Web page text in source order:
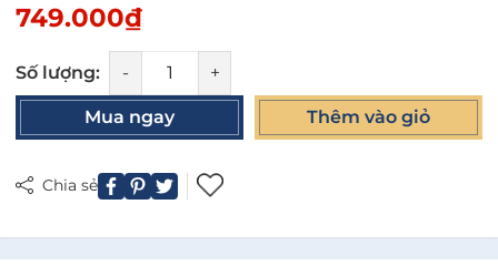
749.000₫
Số lượng: - +
Mua ngay Thêm vào giỏ
Chia sẻ